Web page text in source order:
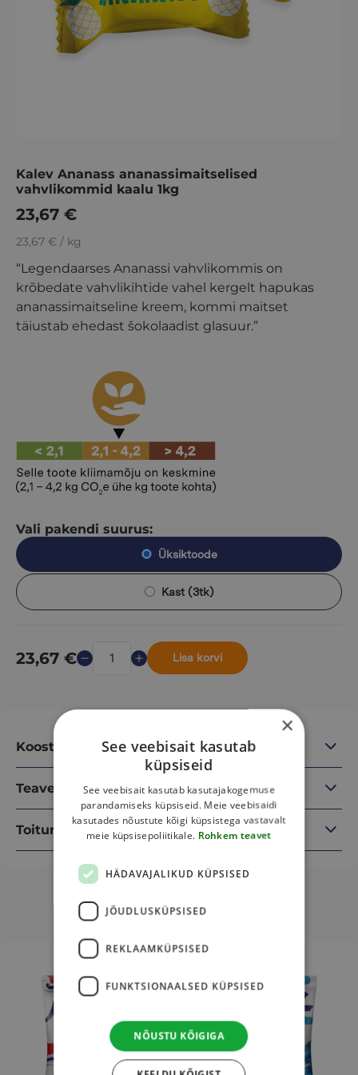
23,67 € / kg
“Legendaarses Ananassi vahvlikommis on
krõbedate vahvlikihtide vahel kergelt hapukas
ananassimaitseline kreem, kommi maitset
täiustab ehedast šokolaadist glasuur.”
Vali pakendi suurus:
Üksiktoode
Kast (3tk)
Kalev Ananass ananassimaitselised
vahvlikommid kaalu 1kg
23,67 €
23,67 € Lisa korvi
Koostisosad
Teave
Toitumisalane teave
Sulle võib veel meeldida
multiple
variants.
options
This
has
variants.
options
×
See veebisait kasutab
küpsiseid
See veebisait kasutab kasutajakogemuse
parandamiseks küpsiseid. Meie veebisaidi
kasutades nõustute kõigi küpsistega vastavalt
meie küpsisepoliitikale. Rohkem teavet
HÄDAVAJALIKUD KÜPSISED
JÕUDLUSKÜPSISED
REKLAAMKÜPSISED
FUNKTSIONAALSED KÜPSISED
NÕUSTU KÕIGIGA